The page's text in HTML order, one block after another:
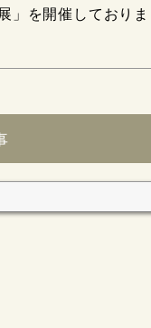
」を開催しておりま